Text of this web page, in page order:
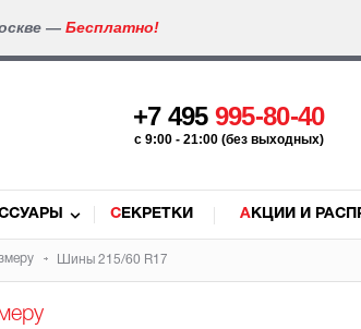
— Бесплатно!
+7 495 995-80-40
c 9:00 - 21:00 (без выходных)
СЕКРЕТКИ АКЦИИ И
Шины 215/60 R17